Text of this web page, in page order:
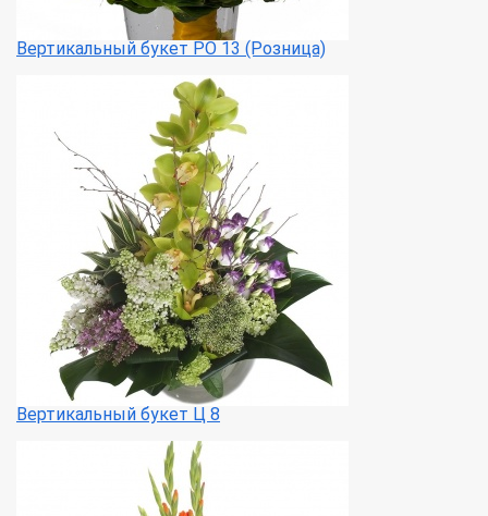
Вертикальный букет РО 13 (Розница)
Вертикальный букет Ц 8